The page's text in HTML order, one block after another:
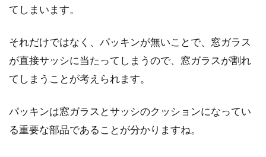
木造と鉄筋コンクリートそれぞれの
魅力とは？音対策もご紹介
昨今の戸建てやアパートなどを見ると、様々な
工法で建てられていることが分かります。住宅
てしまいます。
それだけではなく、パッキンが無いことで、窓ガラス
が直接サッシに当たってしまうので、窓ガラスが割れ
てしまうことが考えられます。
パッキンは窓ガラスとサッシのクッションになってい
る重要な部品であることが分かりますね。